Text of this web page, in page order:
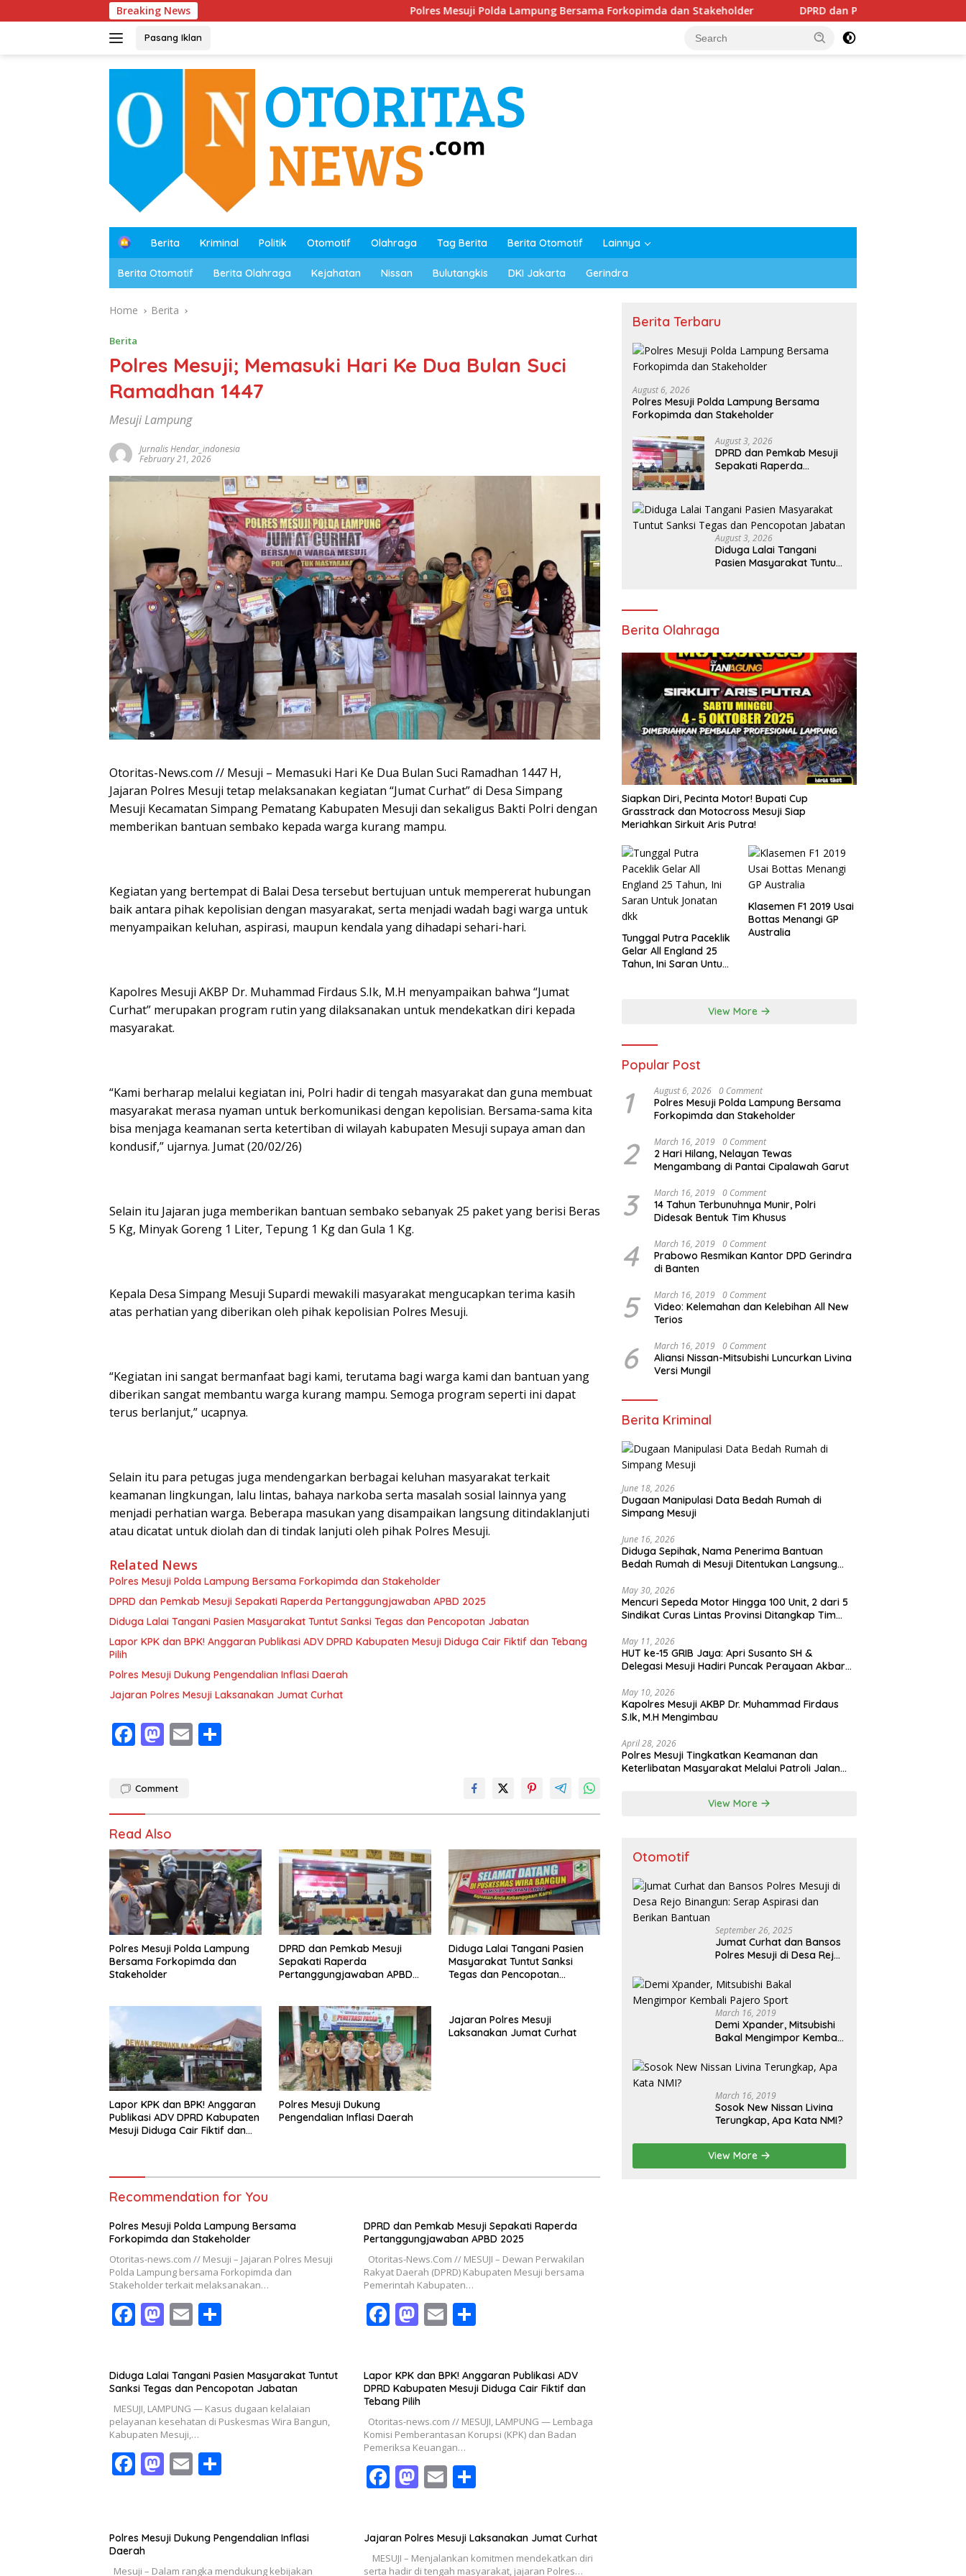
to
Breaking News Polres Mesuji Polda Lampung Bersama Forkopimda dan Stakeholder DPRD dan Pemkab Mesuji Sepakati Raperda
Pasang Iklan
B
a
d
Berita Kriminal Politik Otomotif Olahraga Tag Berita Berita Otomotif Lainnya
Berita Otomotif Berita Olahraga Kejahatan Nissan Bulutangkis DKI Jakarta Gerindra
Home Berita
Berita
Polres Mesuji; Memasuki Hari Ke Dua Bulan Suci
Ramadhan 1447
Mesuji Lampung
Jurnalis Hendar_indonesia
February 21, 2026
Otoritas-News.com // Mesuji – Memasuki Hari Ke Dua Bulan Suci Ramadhan 1447 H,
Jajaran Polres Mesuji tetap melaksanakan kegiatan “Jumat Curhat” di Desa Simpang
Mesuji Kecamatan Simpang Pematang Kabupaten Mesuji dan sekaligus Bakti Polri dengan
memberikan bantuan sembako kepada warga kurang mampu.
Kegiatan yang bertempat di Balai Desa tersebut bertujuan untuk mempererat hubungan
baik antara pihak kepolisian dengan masyarakat, serta menjadi wadah bagi warga untuk
menyampaikan keluhan, aspirasi, maupun kendala yang dihadapi sehari-hari.
Kapolres Mesuji AKBP Dr. Muhammad Firdaus S.Ik, M.H menyampaikan bahwa “Jumat
Curhat” merupakan program rutin yang dilaksanakan untuk mendekatkan diri kepada
masyarakat.
“Kami berharap melalui kegiatan ini, Polri hadir di tengah masyarakat dan guna membuat
masyarakat merasa nyaman untuk berkomunikasi dengan kepolisian. Bersama-sama kita
bisa menjaga keamanan serta ketertiban di wilayah kabupaten Mesuji supaya aman dan
kondusif,” ujarnya. Jumat (20/02/26)
Selain itu Jajaran juga memberikan bantuan sembako sebanyak 25 paket yang berisi Beras
5 Kg, Minyak Goreng 1 Liter, Tepung 1 Kg dan Gula 1 Kg.
Kepala Desa Simpang Mesuji Supardi mewakili masyarakat mengucapkan terima kasih
atas perhatian yang diberikan oleh pihak kepolisian Polres Mesuji.
“Kegiatan ini sangat bermanfaat bagi kami, terutama bagi warga kami dan bantuan yang
diberikan sangat membantu warga kurang mampu. Semoga program seperti ini dapat
terus berlanjut,” ucapnya.
Selain itu para petugas juga mendengarkan berbagai keluhan masyarakat terkait
keamanan lingkungan, lalu lintas, bahaya narkoba serta masalah sosial lainnya yang
menjadi perhatian warga. Beberapa masukan yang disampaikan langsung ditindaklanjuti
atau dicatat untuk diolah dan di tindak lanjuti oleh pihak Polres Mesuji.
Related News
Polres Mesuji Polda Lampung Bersama Forkopimda dan Stakeholder
DPRD dan Pemkab Mesuji Sepakati Raperda Pertanggungjawaban APBD 2025
Diduga Lalai Tangani Pasien Masyarakat Tuntut Sanksi Tegas dan Pencopotan Jabatan
Lapor KPK dan BPK! Anggaran Publikasi ADV DPRD Kabupaten Mesuji Diduga Cair Fiktif dan Tebang
Pilih
Polres Mesuji Dukung Pengendalian Inflasi Daerah
Jajaran Polres Mesuji Laksanakan Jumat Curhat
F
e
o
o
k
M
to
o
n
E
Comment
Read Also
Polres Mesuji Polda Lampung
Bersama Forkopimda dan
Stakeholder
DPRD dan Pemkab Mesuji
Sepakati Raperda
Pertanggungjawaban APBD
Diduga Lalai Tangani Pasien
Masyarakat Tuntut Sanksi
Tegas dan Pencopotan
Lapor KPK dan BPK! Anggaran
Publikasi ADV DPRD Kabupaten
Mesuji Diduga Cair Fiktif dan
Polres Mesuji Dukung
Pengendalian Inflasi Daerah
Jajaran Polres Mesuji
Laksanakan Jumat Curhat
Recommendation for You
Polres Mesuji Polda Lampung Bersama
Forkopimda dan Stakeholder
Otoritas-news.com // Mesuji – Jajaran Polres Mesuji
Polda Lampung bersama Forkopimda dan
Stakeholder terkait melaksanakan…
F
b
o
o
k
M
d
o
n
E
l e
DPRD dan Pemkab Mesuji Sepakati Raperda
Pertanggungjawaban APBD 2025
Otoritas-News.Com // MESUJI – Dewan Perwakilan
Rakyat Daerah (DPRD) Kabupaten Mesuji bersama
Pemerintah Kabupaten…
F
b
o
o
k
M
d
o
n
E
l
S
e
Diduga Lalai Tangani Pasien Masyarakat Tuntut
Sanksi Tegas dan Pencopotan Jabatan
MESUJI, LAMPUNG — Kasus dugaan kelalaian
pelayanan kesehatan di Puskesmas Wira Bangun,
Kabupaten Mesuji,…
F
b
o
M
d
E
l e
Lapor KPK dan BPK! Anggaran Publikasi ADV
DPRD Kabupaten Mesuji Diduga Cair Fiktif dan
Tebang Pilih
Otoritas-news.com // MESUJI, LAMPUNG — Lembaga
Komisi Pemberantasan Korupsi (KPK) dan Badan
Pemeriksa Keuangan…
F
b
o
M
d
o
E
l
S
e
Polres Mesuji Dukung Pengendalian Inflasi
Daerah
Mesuji – Dalam rangka mendukung kebijakan
Jajaran Polres Mesuji Laksanakan Jumat Curhat
MESUJI – Menjalankan komitmen mendekatkan diri
serta hadir di tengah masyarakat, jajaran Polres…
Berita Terbaru
August 6, 2026
Polres Mesuji Polda Lampung Bersama
Forkopimda dan Stakeholder
August 3, 2026
DPRD dan Pemkab Mesuji
Sepakati Raperda
August 3, 2026
Diduga Lalai Tangani
Pasien Masyarakat Tuntut
Berita Olahraga
Siapkan Diri, Pecinta Motor! Bupati Cup
Grasstrack dan Motocross Mesuji Siap
Meriahkan Sirkuit Aris Putra!
Tunggal Putra Paceklik
Gelar All England 25
Tahun, Ini Saran Untuk
Klasemen F1 2019 Usai
Bottas Menangi GP
Australia
View More
Popular Post
1 August 6, 2026 0 Comment
Polres Mesuji Polda Lampung Bersama
Forkopimda dan Stakeholder
2 March 16, 2019 0 Comment
2 Hari Hilang, Nelayan Tewas
Mengambang di Pantai Cipalawah Garut
3 March 16, 2019 0 Comment
14 Tahun Terbunuhnya Munir, Polri
Didesak Bentuk Tim Khusus
4 March 16, 2019 0 Comment
Prabowo Resmikan Kantor DPD Gerindra
di Banten
5 March 16, 2019 0 Comment
Video: Kelemahan dan Kelebihan All New
Terios
6 March 16, 2019 0 Comment
Aliansi Nissan-Mitsubishi Luncurkan Livina
Versi Mungil
Berita Kriminal
June 18, 2026
Dugaan Manipulasi Data Bedah Rumah di
Simpang Mesuji
June 16, 2026
Diduga Sepihak, Nama Penerima Bantuan
Bedah Rumah di Mesuji Ditentukan Langsung
May 30, 2026
Mencuri Sepeda Motor Hingga 100 Unit, 2 dari 5
Sindikat Curas Lintas Provinsi Ditangkap Tim
May 11, 2026
HUT ke-15 GRIB Jaya: Apri Susanto SH &
Delegasi Mesuji Hadiri Puncak Perayaan Akbar
May 10, 2026
Kapolres Mesuji AKBP Dr. Muhammad Firdaus
S.Ik, M.H Mengimbau
April 28, 2026
Polres Mesuji Tingkatkan Keamanan dan
Keterlibatan Masyarakat Melalui Patroli Jalan
View More
Otomotif
September 26, 2025
Jumat Curhat dan Bansos
Polres Mesuji di Desa Rejo
dan Berikan Bantuan
March 16, 2019
Demi Xpander, Mitsubishi
Bakal Mengimpor Kembali
March 16, 2019
Sosok New Nissan Livina
Terungkap, Apa Kata NMI?
View More